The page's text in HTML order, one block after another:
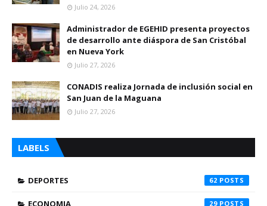
Julio 24, 2026
Administrador de EGEHID presenta proyectos
de desarrollo ante diáspora de San Cristóbal
en Nueva York
Julio 27, 2026
CONADIS realiza Jornada de inclusión social en
San Juan de la Maguana
Julio 27, 2026
LABELS
DEPORTES 62
ECONOMIA 29